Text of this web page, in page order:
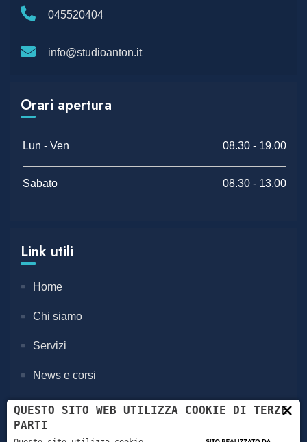
×
QUESTO SITO WEB UTILIZZA COOKIE DI TERZE
PARTI
045520404
info@studioanton.it
Orari apertura
Lun - Ven 08.30 - 19.00
Sabato 08.30 - 13.00
Link utili
Home
Chi siamo
Servizi
News e corsi
Contatti